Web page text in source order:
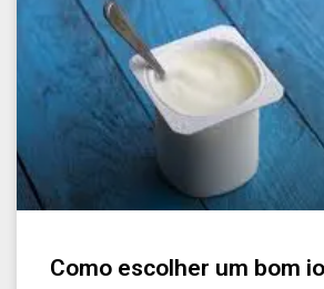
Como escolher um bom